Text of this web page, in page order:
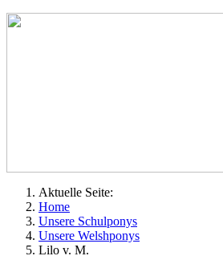
Aktuelle Seite:
Home
Unsere Schulponys
Unsere Welshponys
Lilo v. M.